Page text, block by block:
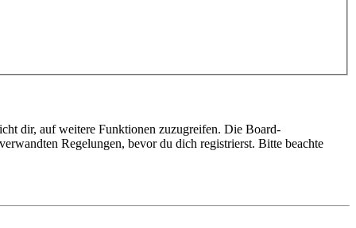
dir, auf weitere Funktionen zuzugreifen. Die Board-
Regelungen, bevor du dich registrierst. Bitte beachte